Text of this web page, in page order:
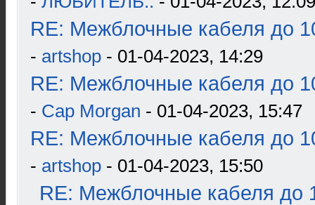
RE: Межблочные кабеля до
- artshop - 01-04-2023, 14:29
RE: Межблочные кабеля до
- Cap Morgan - 01-04-2023, 15:47
RE: Межблочные кабеля до
- artshop - 01-04-2023, 15:50
RE: Межблочные кабеля до